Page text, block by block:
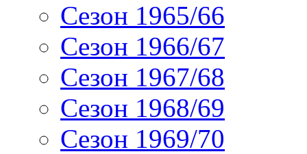
Сезон 1965/66
Сезон 1966/67
Сезон 1967/68
Сезон 1968/69
Сезон 1969/70